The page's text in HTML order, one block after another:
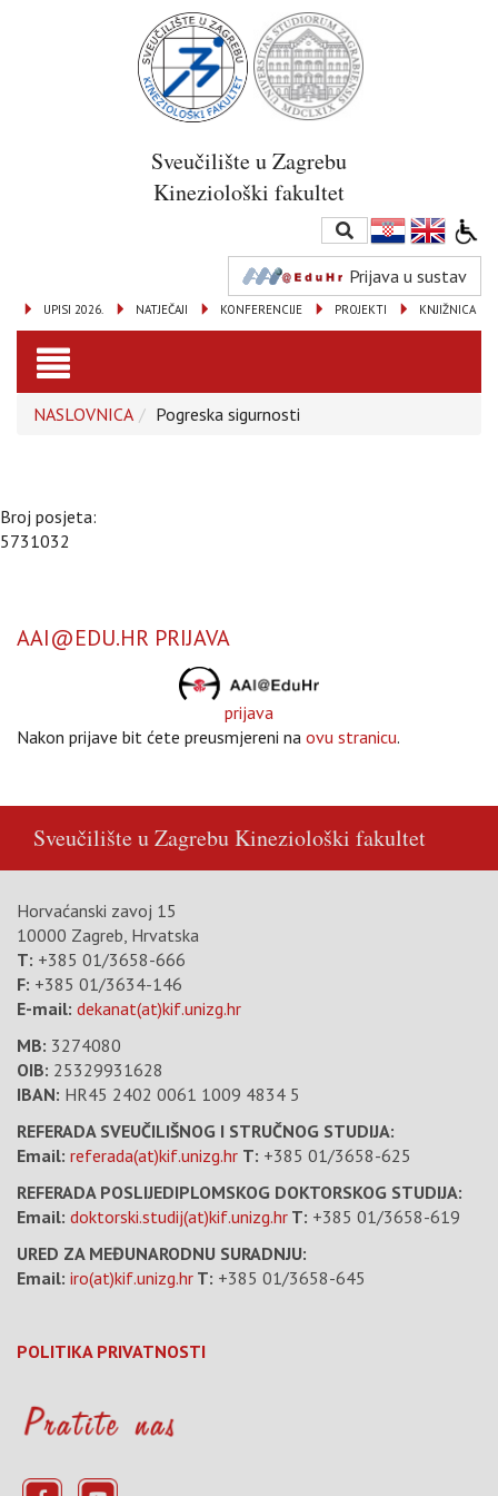
Sveučilište u Zagrebu
Kineziološki fakultet
Prijava u sustav
KNJIŽNICA
PROJEKTI
KONFERENCIJE
NATJEČAJI
UPISI 2026.
Toggle
navigation
NASLOVNICA Pogreska sigurnosti
Broj posjeta:
5731032
AAI@EDU.HR PRIJAVA
prijava
Nakon prijave bit ćete preusmjereni na ovu stranicu.
Sveučilište u ZagrebuKineziološki fakultet
Horvaćanski zavoj 15
10000 Zagreb, Hrvatska
T: +385 01/3658-666
F: +385 01/3634-146
E-mail: dekanat(at)kif.unizg.hr
MB: 3274080
OIB: 25329931628
IBAN: HR45 2402 0061 1009 4834 5
REFERADA SVEUČILIŠNOG I STRUČNOG STUDIJA:
Email: referada(at)kif.unizg.hr T: +385 01/3658-625
REFERADA POSLIJEDIPLOMSKOG DOKTORSKOG STUDIJA:
Email: doktorski.studij(at)kif.unizg.hr T: +385 01/3658-619
URED ZA MEĐUNARODNU SURADNJU:
Email: iro(at)kif.unizg.hr T: +385 01/3658-645
POLITIKA PRIVATNOSTI